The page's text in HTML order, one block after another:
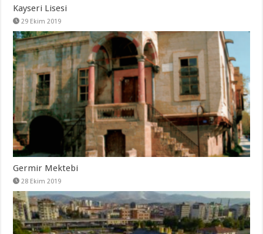
Kayseri Lisesi
29 Ekim 2019
Germir Mektebi
28 Ekim 2019